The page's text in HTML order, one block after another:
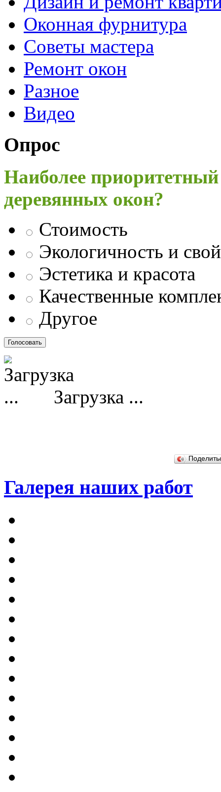
Оконная фурнитура
Советы мастера
Ремонт окон
Разное
Видео
Опрос
Наиболее
деревянных окон?
Стоимость
Экологичность и
Эстетика и красота
Качественные
Другое
Загрузка ...
Галерея наших работ